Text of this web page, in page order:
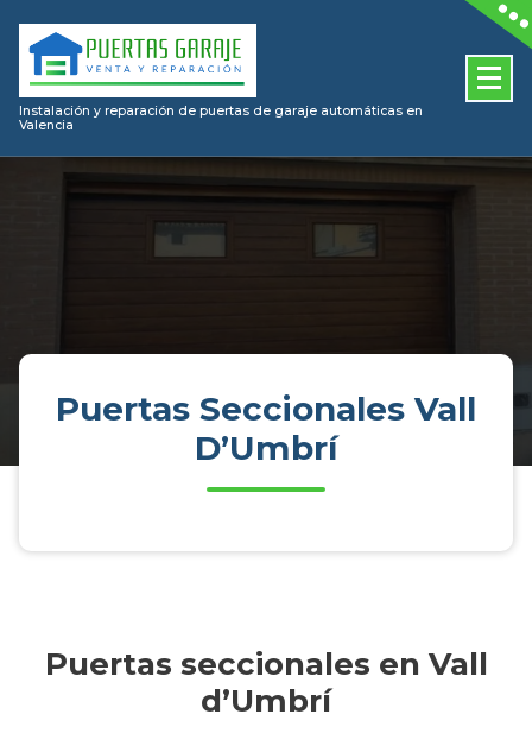
content
Instalación y reparación de puertas de garaje automáticas en
Valencia
Puertas Seccionales Vall
D’Umbrí
Puertas seccionales en Vall
d’Umbrí